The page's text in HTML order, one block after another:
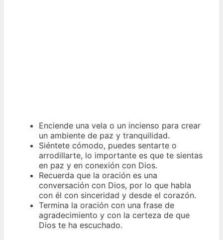
Enciende una vela o un incienso para crear
un ambiente de paz y tranquilidad.
Siéntete cómodo, puedes sentarte o
arrodillarte, lo importante es que te sientas
en paz y en conexión con Dios.
Recuerda que la oración es una
conversación con Dios, por lo que habla
con él con sinceridad y desde el corazón.
Termina la oración con una frase de
agradecimiento y con la certeza de que
Dios te ha escuchado.